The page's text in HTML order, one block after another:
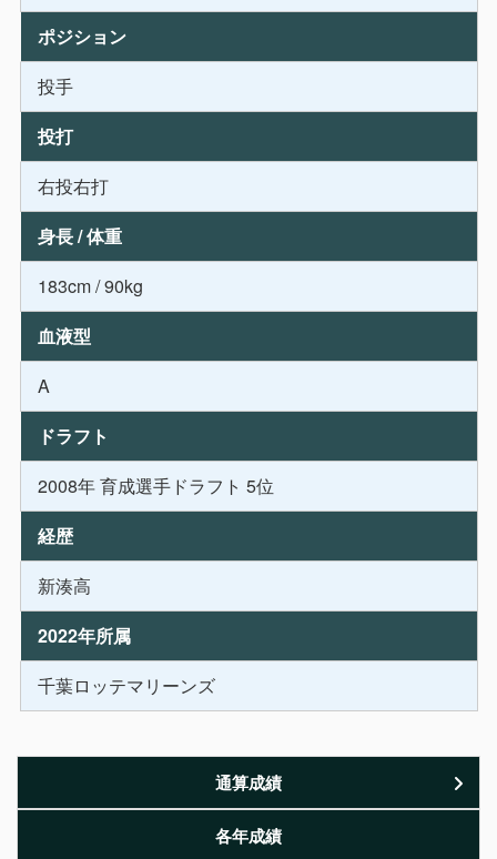
ポジション
投手
投打
右投右打
身長 / 体重
183cm / 90kg
血液型
A
ドラフト
2008年 育成選手ドラフト 5位
経歴
新湊高
2022年所属
千葉ロッテマリーンズ
通算成績
各年成績